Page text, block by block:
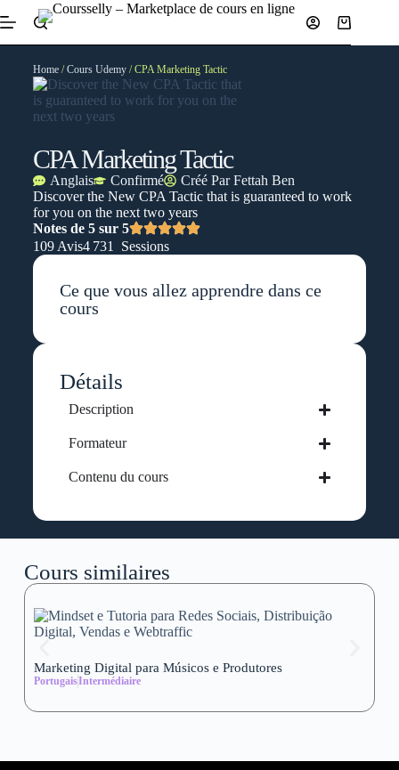
Home/Cours Udemy/ CPA Marketing Tactic
CPA Marketing Tactic
Anglais Confirmé Créé ParFettah Ben
Discover the New CPA Tactic that is guaranteed to work
for you on the next two years
Notes de 5 sur 5
109 Avis4 731 Sessions
Ce que vous allez apprendre dans ce
cours
Détails
Description
Formateur
Contenu du cours
Cours similaires
Marketing Digital para Músicos e Produtores
PortugaisIntermédiaire